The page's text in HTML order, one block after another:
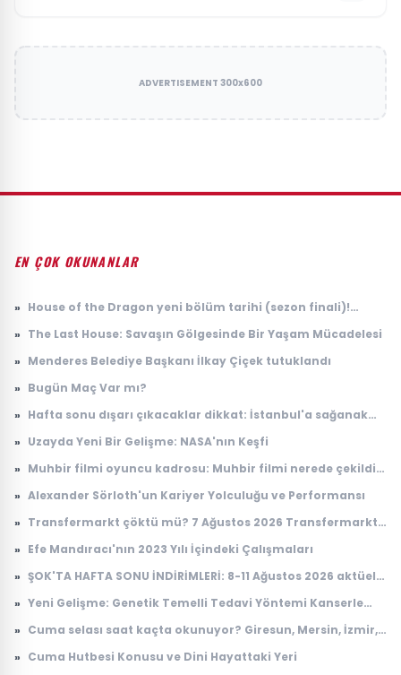
ADVERTISEMENT 300x600
EN ÇOK OKUNANLAR
» House of the Dragon yeni bölüm tarihi (sezon finali)!
yayınlanacak?
» The Last House: Savaşın Gölgesinde Bir Yaşam Mücadelesi
» Menderes Belediye Başkanı İlkay Çiçek tutuklandı
» Bugün Maç Var mı?
» Hafta sonu dışarı çıkacaklar dikkat: İstanbul'a sağanak
» Uzayda Yeni Bir Gelişme: NASA'nın Keşfi
» Muhbir filmi oyuncu kadrosu: Muhbir filmi nerede çekildi,
» Alexander Sörloth'un Kariyer Yolculuğu ve Performansı
» Transfermarkt çöktü mü? 7 Ağustos 2026 Transfermarkt
» Efe Mandıracı'nın 2023 Yılı İçindeki Çalışmaları
» ŞOK'TA HAFTA SONU İNDİRİMLERİ: 8-11 Ağustos 2026 aktüel
» Yeni Gelişme: Genetik Temelli Tedavi Yöntemi Kanserle
» Cuma selası saat kaçta okunuyor? Giresun, Mersin, İzmir,
» Cuma Hutbesi Konusu ve Dini Hayattaki Yeri